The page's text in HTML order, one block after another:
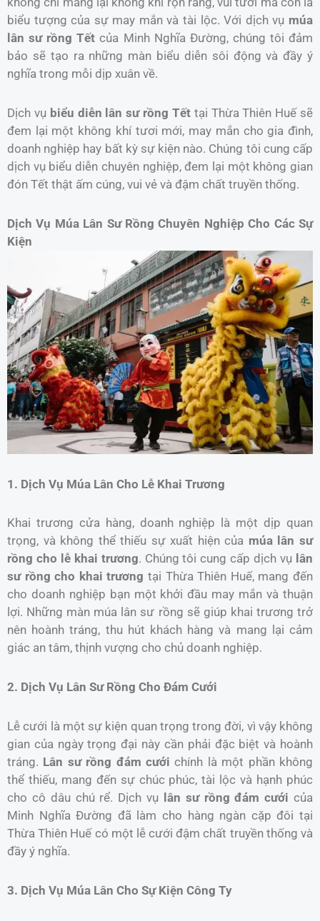
biểu tượng của sự may mắn và tài lộc. Với dịch vụ múa
lân sư rồng Tết của Minh Nghĩa Đường, chúng tôi đảm
bảo sẽ tạo ra những màn biểu diễn sôi động và đầy ý
nghĩa trong mỗi dịp xuân về.
Dịch vụ biểu diễn lân sư rồng Tếttại Thừa Thiên Huế sẽ
đem lại một không khí tươi mới, may mắn cho gia đình,
doanh nghiệp hay bất kỳ sự kiện nào. Chúng tôi cung cấp
dịch vụ biểu diễn chuyên nghiệp, đem lại một không gian
đón Tết thật ấm cúng, vui vẻ và đậm chất truyền thống.
Dịch Vụ Múa Lân Sư Rồng Chuyên Nghiệp Cho Các Sự
Kiện
1. Dịch Vụ Múa Lân Cho Lễ Khai Trương
Khai trương cửa hàng, doanh nghiệp là một dịp quan
trọng, và không thể thiếu sự xuất hiện của múa lân sư
rồng cho lễ khai trương. Chúng tôi cung cấp dịch vụ lân
sư rồng cho khai trương tại Thừa Thiên Huế, mang đến
cho doanh nghiệp bạn một khởi đầu may mắn và thuận
lợi. Những màn múa lân sư rồng sẽ giúp khai trương trở
nên hoành tráng, thu hút khách hàng và mang lại cảm
giác an tâm, thịnh vượng cho chủ doanh nghiệp.
2. Dịch Vụ Lân Sư Rồng Cho Đám Cưới
Lễ cưới là một sự kiện quan trọng trong đời, vì vậy không
gian của ngày trọng đại này cần phải đặc biệt và hoành
tráng. Lân sư rồng đám cưới chính là một phần không
thể thiếu, mang đến sự chúc phúc, tài lộc và hạnh phúc
cho cô dâu chú rể. Dịch vụ lân sư rồng đám cưới của
Minh Nghĩa Đường đã làm cho hàng ngàn cặp đôi tại
Thừa Thiên Huế có một lễ cưới đậm chất truyền thống và
đầy ý nghĩa.
3. Dịch Vụ Múa Lân Cho Sự Kiện Công Ty